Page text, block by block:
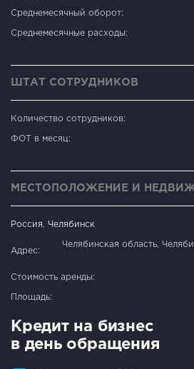
Среднемесячный оборот:
Среднемесячные расходы:
ШТАТ СОТРУДНИКОВ
Количество сотрудников:
ФОТ в месяц:
МЕСТОПОЛОЖЕНИЕ И
Россия, Челябинск
Адрес:
Челябинская область,
Стоимость аренды:
Площадь:
Кредит на бизнес
в день обращения